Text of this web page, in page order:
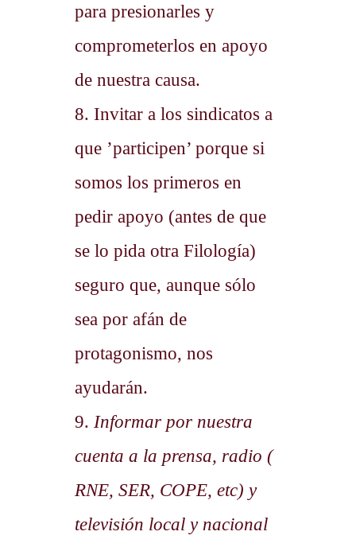
para presionarles y
comprometerlos en apoyo
de nuestra causa.
8. Invitar a los sindicatos a
que ’participen’ porque si
somos los primeros en
pedir apoyo (antes de que
se lo pida otra Filología)
seguro que, aunque sólo
sea por afán de
protagonismo, nos
ayudarán.
9. Informar por nuestra
cuenta a la prensa, radio (
RNE, SER, COPE, etc) y
televisión local y nacional